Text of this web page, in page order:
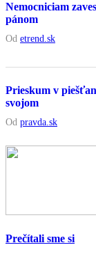
Nemocniciam
pánom
Od etrend.sk
Prieskum v
svojom
Od pravda.sk
Prečítali sme si